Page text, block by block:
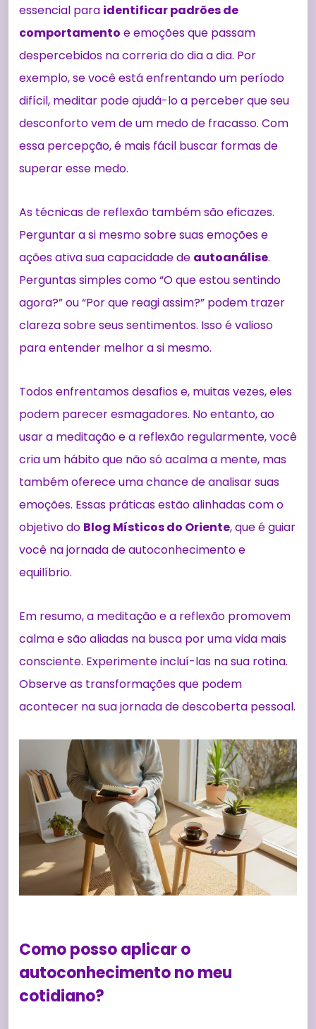
essencial para identificar padrões de
comportamento e emoções que passam
despercebidos na correria do dia a dia. Por
exemplo, se você está enfrentando um período
difícil, meditar pode ajudá-lo a perceber que seu
desconforto vem de um medo de fracasso. Com
essa percepção, é mais fácil buscar formas de
superar esse medo.
As técnicas de reflexão também são eficazes.
Perguntar a si mesmo sobre suas emoções e
ações ativa sua capacidade de autoanálise.
Perguntas simples como “O que estou sentindo
agora?” ou “Por que reagi assim?” podem trazer
clareza sobre seus sentimentos. Isso é valioso
para entender melhor a si mesmo.
Todos enfrentamos desafios e, muitas vezes, eles
podem parecer esmagadores. No entanto, ao
usar a meditação e a reflexão regularmente, você
cria um hábito que não só acalma a mente, mas
também oferece uma chance de analisar suas
emoções. Essas práticas estão alinhadas com o
objetivo do Blog Místicos do Oriente, que é guiar
você na jornada de autoconhecimento e
equilíbrio.
Em resumo, a meditação e a reflexão promovem
calma e são aliadas na busca por uma vida mais
consciente. Experimente incluí-las na sua rotina.
Observe as transformações que podem
acontecer na sua jornada de descoberta pessoal.
Como posso aplicar o
autoconhecimento no meu
cotidiano?